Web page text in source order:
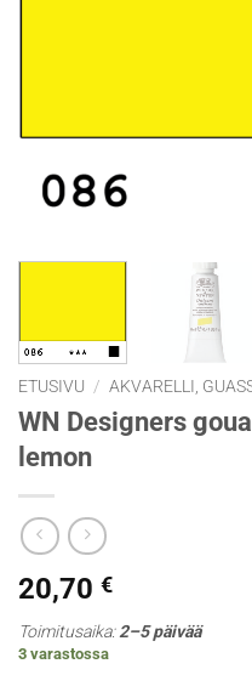
ETUSIVU / AKVARELLI,
WN Designers
lemon
20,70 €
Toimitusaika:2–5 päivää
3 varastossa